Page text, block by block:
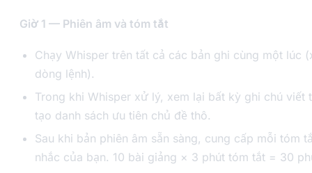
Giờ 1 — Phiên âm và tóm tắt
Chạy Whisper trên tất cả các bản ghi cùng một lúc
dòng lệnh).
Trong khi Whisper xử lý, xem lại bất kỳ ghi chú viết
tạo danh sách ưu tiên chủ đề thô.
Sau khi bản phiên âm sẵn sàng, cung cấp mỗi tóm
nhắc của bạn. 10 bài giảng × 3 phút tóm tắt = 30